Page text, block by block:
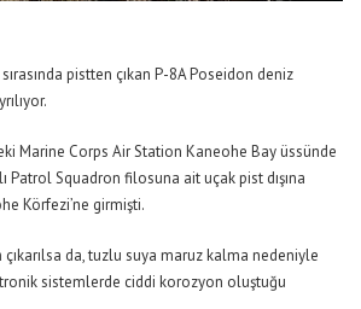
pistten çıkan P-8A Poseidon deniz
Marine Corps Air Station Kaneohe Bay üssünde
Patrol Squadron filosuna ait uçak pist dışına
Körfezi’ne girmişti.
çıkarılsa da, tuzlu suya maruz kalma nedeniyle
sistemlerde ciddi korozyon oluştuğu